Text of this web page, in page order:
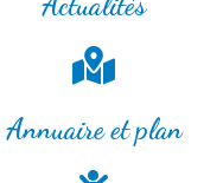
Annuaire et plan